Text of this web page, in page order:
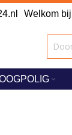
Welkom